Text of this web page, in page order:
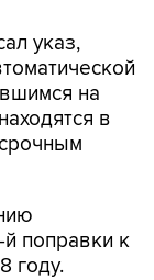
указ,
на
в
поправки к
году.